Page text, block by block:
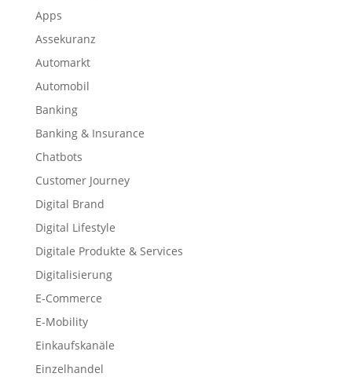
Apps
Assekuranz
Automarkt
Automobil
Banking
Banking & Insurance
Chatbots
Customer Journey
Digital Brand
Digital Lifestyle
Digitale Produkte & Services
Digitalisierung
E-Commerce
E-Mobility
Einkaufskanäle
Einzelhandel